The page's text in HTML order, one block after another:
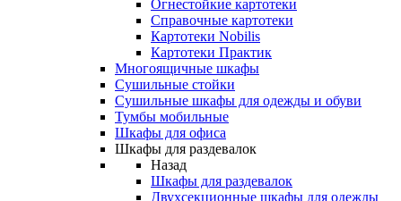
Огнестойкие картотеки
Справочные картотеки
Картотеки Nobilis
Картотеки Практик
Многоящичные шкафы
Сушильные стойки
Сушильные шкафы для одежды и обуви
Тумбы мобильные
Шкафы для офиса
Шкафы для раздевалок
Назад
Шкафы для раздевалок
Двухсекционные шкафы для одежды